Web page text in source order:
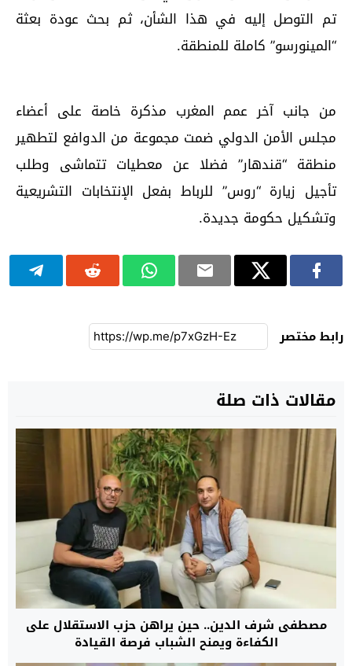
تم التوصل إليه في هذا الشأن، ثم بحث عودة بعثة
“المينورسو” كاملة للمنطقة.
من جانب آخر عمم المغرب مذكرة خاصة على أعضاء
مجلس الأمن الدولي ضمت مجموعة من الدوافع لتطهير
منطقة “قندهار” فضلا عن معطيات تتماشى وطلب
تأجيل زيارة “روس” للرباط بفعل الإنتخابات التشريعية
وتشكيل حكومة جديدة.
رابط مختصر
مقالات ذات صلة
مصطفى شرف الدين.. حين يراهن حزب الاستقلال على
الكفاءة ويمنح الشباب فرصة القيادة